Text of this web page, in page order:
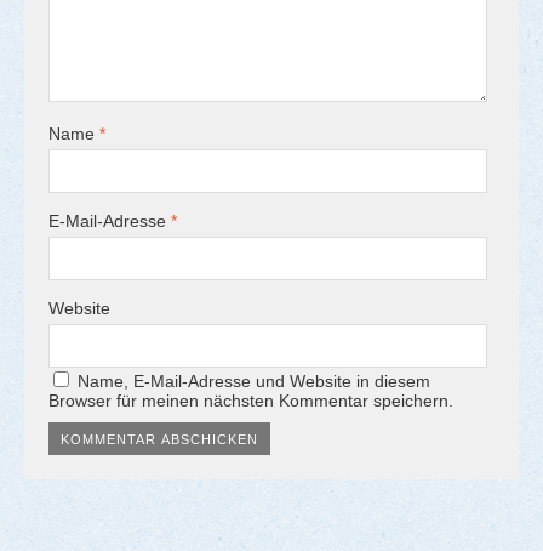
Name *
E-Mail-Adresse *
Website
Name, E-Mail-Adresse und Website in diesem
Browser für meinen nächsten Kommentar speichern.